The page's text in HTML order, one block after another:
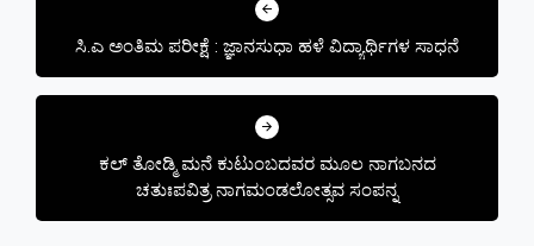
ಸಿ.ಎ ಅಂತಿಮ ಪರೀಕ್ಷೆ : ಜ್ಞಾನಸುಧಾ ಹಳೆ ವಿದ್ಯಾರ್ಥಿಗಳ ಸಾಧನೆ
ಕಲ್ ತೋಡ್ಮಿ ಮನೆ ಕುಟುಂಬದವರ ಮೂಲ ನಾಗಬನದ
ಚತುಃಪವಿತ್ರ ನಾಗಮಂಡಲೋತ್ಸವ ಸಂಪನ್ನ